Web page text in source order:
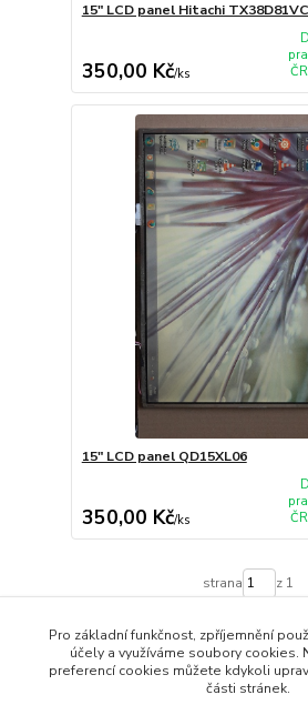
15" LCD panel Hitachi
350,00 Kč/ks
15" LCD panel QD15XL06
350,00 Kč/ks
strana z 1
Pro základní funkčnost, zpříjemnění
účely a využíváme soubory cookies.
preferencí cookies můžete kdykoli
části stránek.